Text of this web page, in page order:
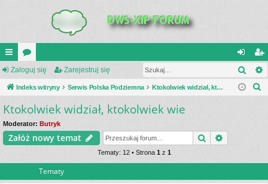
UI
C
K
_L
IN
or
a
al
og
ar
ej
Zaloguj się Zarejestruj się
Indeks witryny Serwis Polska Podziemna Ktokolwiek widział, ktokolwiek wie
Ktokolwiek widział, ktokolwiek wie
Moderator: Butryk
Załóż nowy temat Szukaj
Tematy: 12 • Strona 1 z 1
Tematy